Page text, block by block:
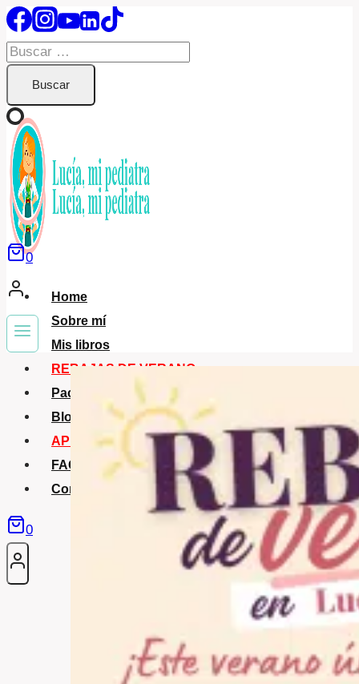
Saltar
al
contenido
Buscar:
Home
Sobre mí
Mis libros
REBAJAS DE VERANO
Packs Verano
Blog
APP La Tribu
FAQS
Contacto
0
0